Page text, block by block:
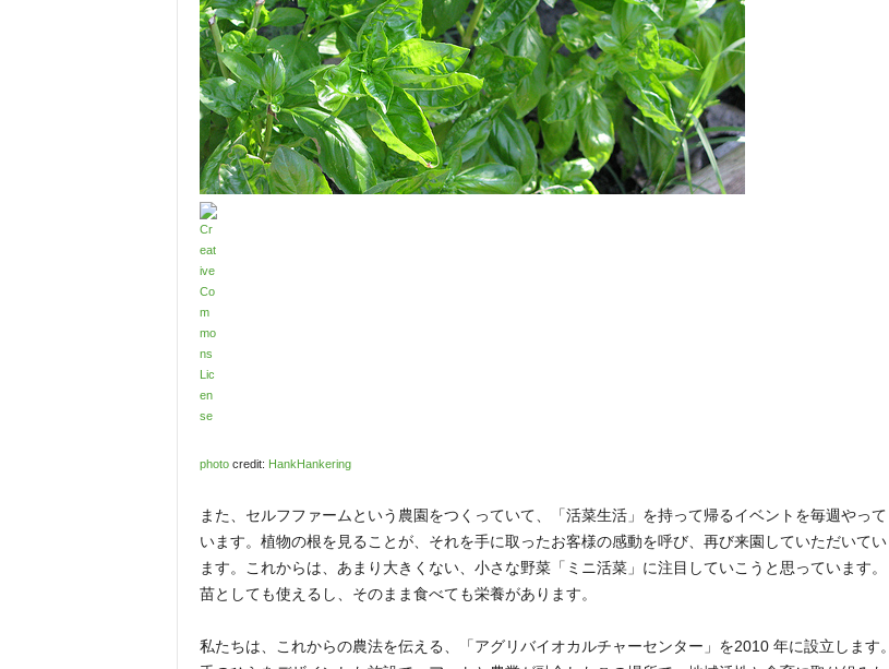
photocredit: HankHankering
また、セルフファームという農園をつくっていて、「活菜生活」を持って帰るイベントを毎週やって
います。植物の根を見ることが、それを手に取ったお客様の感動を呼び、再び来園していただいてい
ます。これからは、あまり大きくない、小さな野菜「ミニ活菜」に注目していこうと思っています。
苗としても使えるし、そのまま食べても栄養があります。
私たちは、これからの農法を伝える、「アグリバイオカルチャーセンター」を2010 年に設立します。